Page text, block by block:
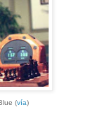
(vía)